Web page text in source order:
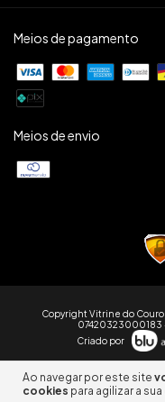
Ao navegar por este site
cookies para agilizar a
Meios de pagamento
Meios de envio
Copyright Vitrine do
07420323000183
Criado por